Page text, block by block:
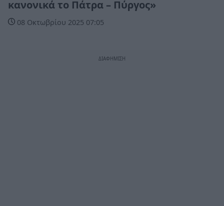
κανονικά το Πάτρα – Πύργος»
08 Οκτωβρίου 2025 07:05